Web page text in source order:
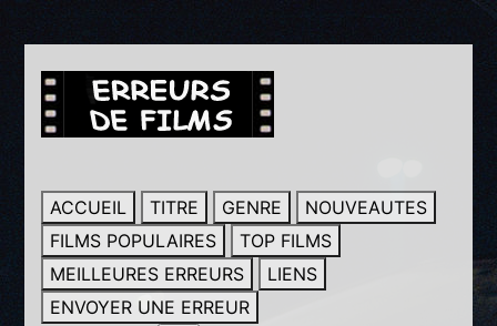
ACCUEIL TITRE GENRE
NOUVEAUTES
FILMS POPULAIRES
TOP FILMS
MEILLEURES ERREURS
LIENS
ENVOYER UNE ERREUR